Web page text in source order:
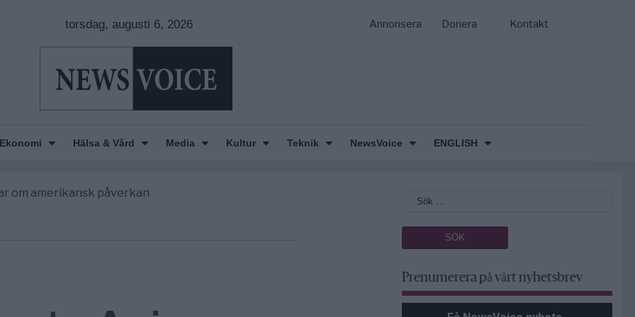
torsdag, augusti 6, 2026 Annonsera Donera Kontakt
Ekonomi Hälsa & Vård Media Kultur Teknik NewsVoice ENGLISH
avgöra all utrikespolitik
om amerikansk påverkan
Prenumerera på vårt nyhetsbrev